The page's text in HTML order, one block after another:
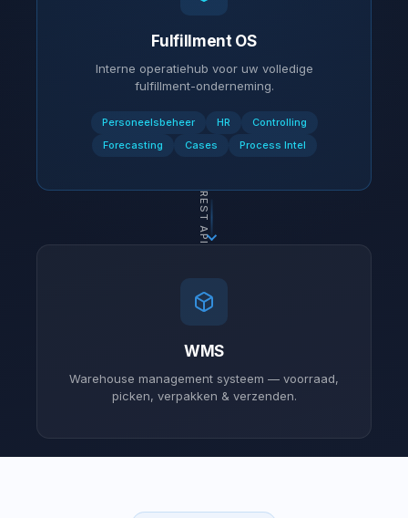
Fulfillment OS
Interne operatiehub voor uw volledige
fulfillment-onderneming.
Personeelsbeheer HR
Controlling
Forecasting
Cases Process Intel
REST API
WMS
Warehouse management systeem — voorraad,
picken, verpakken & verzenden.